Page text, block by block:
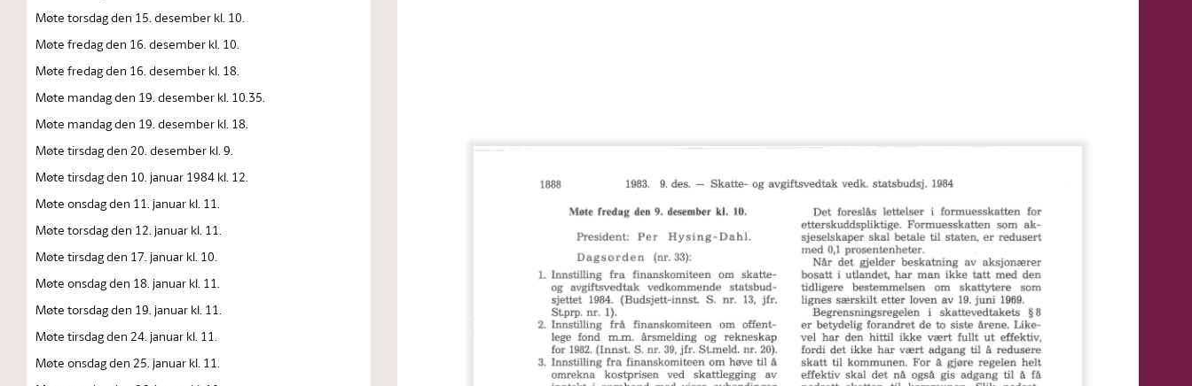
Møte torsdag den 15. desember kl. 10.
Møte fredag den 16. desember kl. 10.
Møte fredag den 16. desember kl. 18.
Møte mandag den 19. desember kl. 10.35.
Møte mandag den 19. desember kl. 18.
Møte tirsdag den 20. desember kl. 9.
Møte tirsdag den 10. januar 1984 kl. 12.
Møte onsdag den 11. januar kl. 11.
Møte torsdag den 12. januar kl. 11.
Møte tirsdag den 17. januar kl. 10.
Møte onsdag den 18. januar kl. 11.
Møte torsdag den 19. januar kl. 11.
Møte tirsdag den 24. januar kl. 11.
Møte onsdag den 25. januar kl. 11.